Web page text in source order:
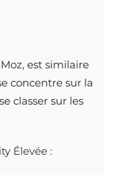
est similaire
concentre sur la
classer sur les
Élevée :